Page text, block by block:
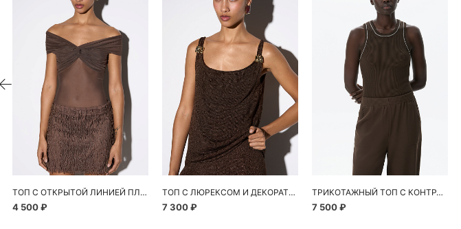
ТОП С ОТКРЫТОЙ ЛИНИЕЙ ПЛЕЧ
4 500 ₽
ТОП С ЛЮРЕКСОМ И ДЕКОРАТИВНЫМИ ПЕРЕМЫЧКАМИ
7 300 ₽
ТРИКОТАЖНЫЙ ТОП С КОНТРАСТНОЙ СТРОЧКОЙ
7 500 ₽